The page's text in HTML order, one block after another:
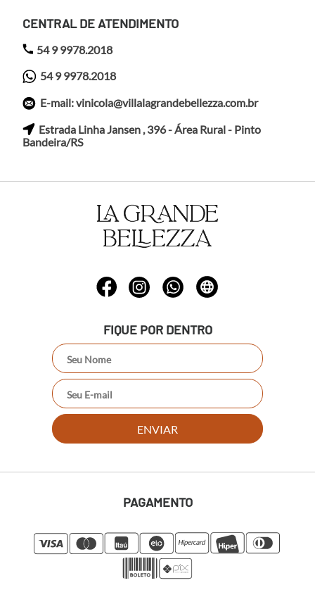
CENTRAL DE ATENDIMENTO
54 9 9978.2018
54 9 9978.2018
E-mail: vinicola@villalagrandebellezza.com.br
Estrada Linha Jansen , 396 - Área Rural - Pinto
Bandeira/RS
FIQUE POR DENTRO
ENVIAR
PAGAMENTO